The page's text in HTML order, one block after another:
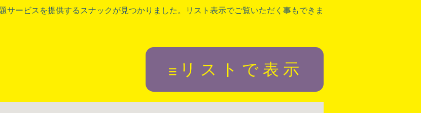
サービスを提供するスナックが見つかりました。リスト表示でご覧いただく事もできま
リストで表示